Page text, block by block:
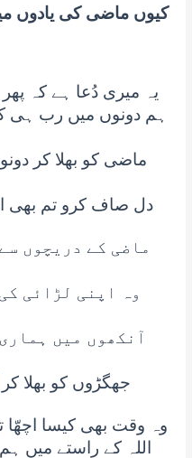
کیوں ماضی کی یادوں
یہ میری دُعا ہے کہ
ہم دونوں میں رب ہی
ماضی کو بھلا کر
دل صاف کرو تم بھی
ماضی کے دریچوں
وہ اپنی لڑائی
آنکھوں میں
جھگڑوں کو بھلا کر
وہ وقت بھی کیسا اچھّا
اللہ کے راستے میں